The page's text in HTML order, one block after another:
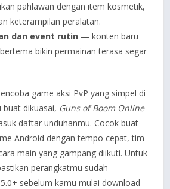
pahlawan dengan item kosmetik,
keterampilan peralatan.
dan event rutin — konten baru
bikin permainan terasa segar
game aksi PvP yang simpel di
dikuasai, Guns of Boom Online
daftar unduhanmu. Cocok buat
Android dengan tempo cepat, tim
main yang gampang diikuti. Untuk
perangkatmu sudah
sebelum kamu mulai download